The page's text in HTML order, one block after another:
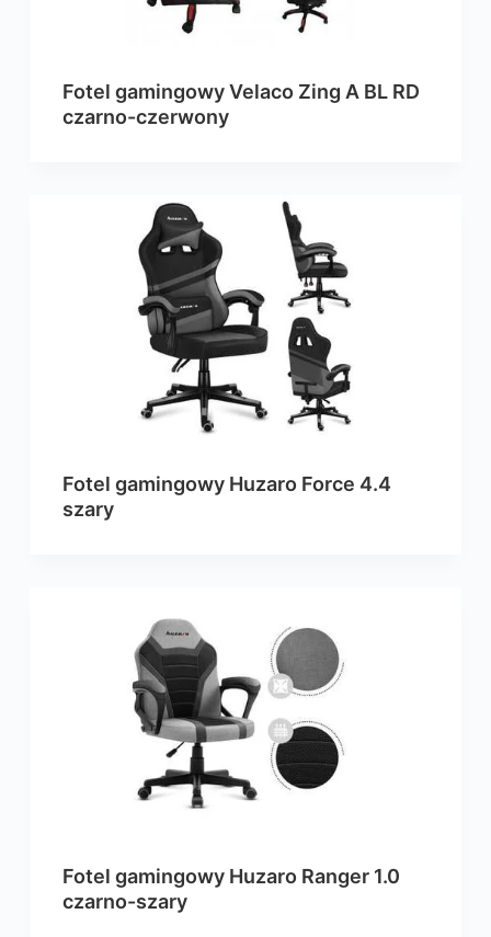
Fotel gamingowy Velaco Zing A BL RD
czarno-czerwony
Fotel gamingowy Huzaro Force 4.4
szary
Fotel gamingowy Huzaro Ranger 1.0
czarno-szary